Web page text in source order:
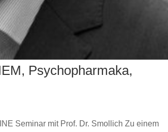
Psychopharmaka,
Seminar mit Prof. Dr. Smollich Zu einem